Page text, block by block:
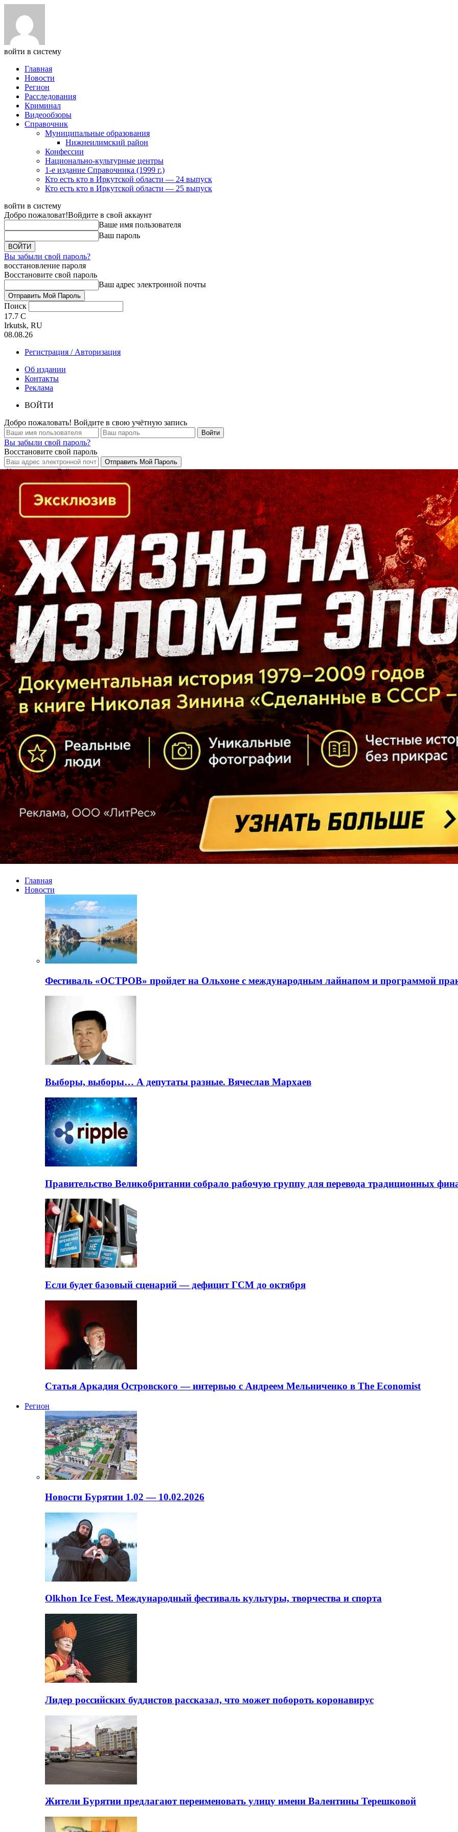
войти в систему
Главная
Новости
Регион
Расследования
Криминал
Видеообзоры
Справочник
Муниципальные образования
Нижнеилимский район
Конфессии
Национально-культурные центры
1-е издание Справочника (1999 г.)
Кто есть кто в Иркутской области — 24 выпуск
Кто есть кто в Иркутской области — 25 выпуск
войти в систему
Добро пожаловат!Войдите в свой аккаунт
Ваше имя пользователя
Ваш пароль
Вы забыли свой пароль?
восстановление пароля
Восстановите свой пароль
Ваш адрес электронной почты
Поиск
17.7 C
Irkutsk, RU
08.08.26
Регистрация / Авторизация
Об издании
Контакты
Реклама
ВОЙТИ
Добро пожаловать! Войдите в свою учётную запись
Вы забыли свой пароль?
Восстановите свой пароль
Кто есть кто в Байкальском регионе
Главная
Новости
Фестиваль «ОСТРОВ» пройдет на Ольхоне с международным лайнапом и программой
Выборы, выборы… А депутаты разные. Вячеслав Мархаев
Правительство Великобритании собрало рабочую группу для перевода традиционных
Если будет базовый сценарий — дефицит ГСМ до октября
Статья Аркадия Островского — интервью с Андреем Мельниченко в The Economist
Регион
Новости Бурятии 1.02 — 10.02.2026
Olkhon Ice Fest. Международный фестиваль культуры, творчества и спорта
Лидер российских буддистов рассказал, что может побороть коронавирус
Жители Бурятии предлагают переименовать улицу имени Валентины Терешковой